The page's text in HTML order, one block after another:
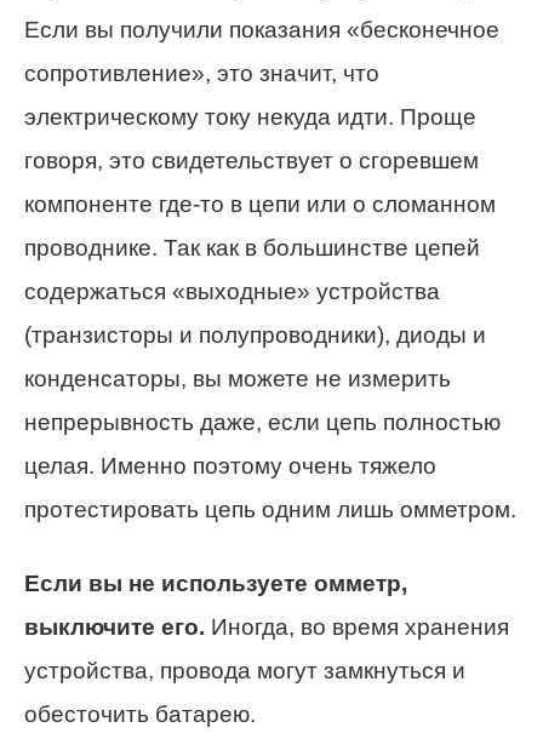
Если вы получили показания «бесконечное
сопротивление», это значит, что
электрическому току некуда идти. Проще
говоря, это свидетельствует о сгоревшем
компоненте где-то в цепи или о сломанном
проводнике. Так как в большинстве цепей
содержаться «выходные» устройства
(транзисторы и полупроводники), диоды и
конденсаторы, вы можете не измерить
непрерывность даже, если цепь полностью
целая. Именно поэтому очень тяжело
протестировать цепь одним лишь омметром.
Если вы не используете омметр,
выключите его. Иногда, во время хранения
устройства, провода могут замкнуться и
обесточить батарею.